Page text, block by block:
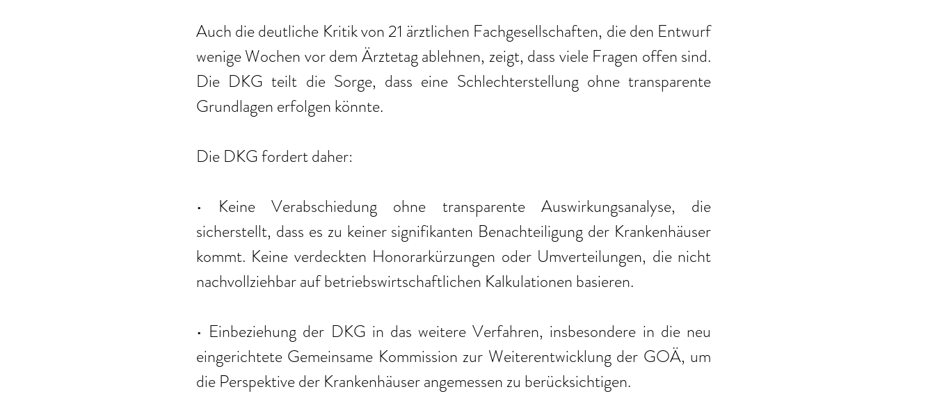
Auch die deutliche Kritik von 21 ärztlichen Fachgesellschaften, die den Entwurf
wenige Wochen vor dem Ärztetag ablehnen, zeigt, dass viele Fragen offen sind.
Die DKG teilt die Sorge, dass eine Schlechterstellung ohne transparente
Grundlagen erfolgen könnte.
Die DKG fordert daher:
• Keine Verabschiedung ohne transparente Auswirkungsanalyse, die
sicherstellt, dass es zu keiner signifikanten Benachteiligung der Krankenhäuser
kommt. Keine verdeckten Honorarkürzungen oder Umverteilungen, die nicht
nachvollziehbar auf betriebswirtschaftlichen Kalkulationen basieren.
• Einbeziehung der DKG in das weitere Verfahren, insbesondere in die neu
eingerichtete Gemeinsame Kommission zur Weiterentwicklung der GOÄ, um
die Perspektive der Krankenhäuser angemessen zu berücksichtigen.